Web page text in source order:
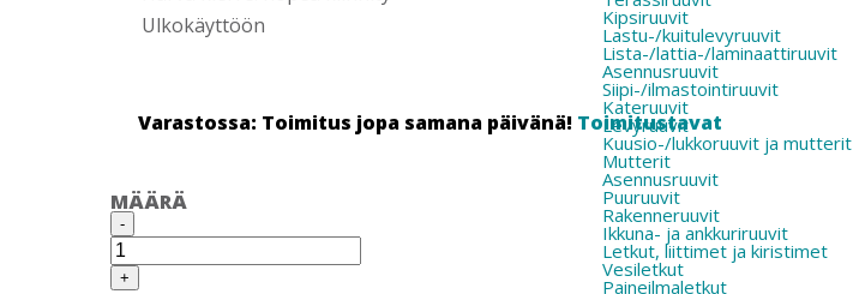
Kipsiruuvit
Lastu-/kuitulevyruuvit
Lista-/lattia-/laminaattiruuvit
Asennusruuvit
Siipi-/ilmastointiruuvit
Kateruuvit
Levyruuvit
Kuusio-/lukkoruuvit ja mutterit
Mutterit
Asennusruuvit
Puuruuvit
Rakenneruuvit
Ikkuna- ja ankkuriruuvit
Letkut, liittimet ja kiristimet
Vesiletkut
Paineilmaletkut
Ulkokäyttöön
Varastossa: Toimitus jopa samana päivänä! Toimitustavat
MÄÄRÄ
KANSIRUUVI
DIN571
10X120
KUUMASINKITTY
-
+